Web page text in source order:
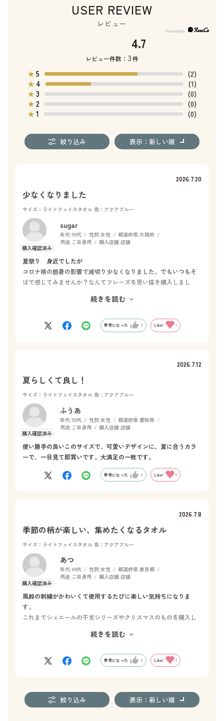
USER REVIEW
レビュー
4.7
レビュー件数： 3件
★5
(2)
★ 4
(1)
★3
(0)
★2
(0)
★1 (0)
絞り込み 表示：新しい順
2026.7.20
少なくなりました
サイズ：ライトフェイスタオル 色：アクアブルー
sugar
年代:50代 性別:女性 都道府県:大阪府
用途: ご自身用 購入店舗:店舗
夏祭り 身近でしたが
コロナ禍の酷暑の影響で滅切り少なくなりました。でもいつもそ
ばで感じてみませんか？なんてフレーズを思い描き購入しまし
そちらも購入してしまいそうです。
続きを読む
参考になった 0 Like! 1
2026.7.12
夏らしくて良し！
サイズ：ライトフェイスタオル 色：アクアブルー
ふうあ
年代:50代 性別:女性 都道府県:愛知県
用途: ご自身用 購入店舗:店舗
使い勝手の良いこのサイズで、可愛いデザインに、夏に合うカラ
ーで、一目見て即買いです。大満足の一枚です。
参考になった 0 Like! 0
2026.7.8
季節の柄が楽しい、集めたくなるタオル
サイズ：ライトフェイスタオル 色：アクアブルー
あつ
年代:40代 性別:女性 都道府県:東京都
用途: ご自身用 購入店舗:店舗
風鈴の刺繍がかわいくて使用するたびに楽しい気持ちになりま
す。
これまでシェニールの干支シリーズやクリスマスのものを購入し
こちらは実用的ながら、季節ごとの刺繍を集めたくなる一品で
続きを読む
参考になった 0 Like! 0
絞り込み 表示：新しい順